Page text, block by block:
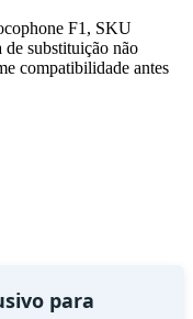
F1, SKU
substituição não
compatibilidade antes
para